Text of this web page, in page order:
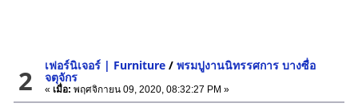
2 เฟอร์นิเจอร์ | Furniture /พรมปูงานนิทรรศการ บางซื่อ
จตุจักร
« เมื่อ: พฤศจิกายน 09, 2020, 08:32:27 PM »